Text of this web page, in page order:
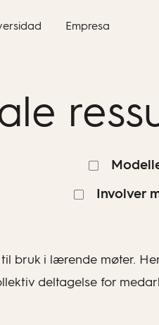
Empresa
Involver
bruk i lærende møter.
deltagelse for